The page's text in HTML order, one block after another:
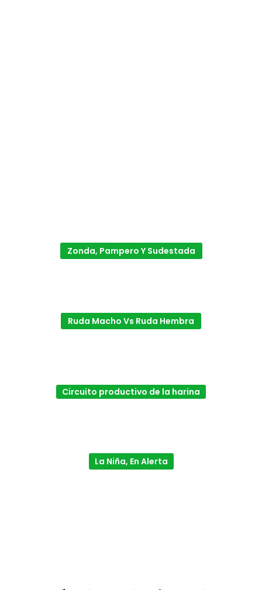
Zonda, Pampero Y Sudestada
Ruda Macho Vs Ruda Hembra
Circuito productivo de la harina
La Niña, En Alerta